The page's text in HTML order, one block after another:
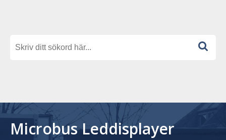
Microbus Leddisplayer